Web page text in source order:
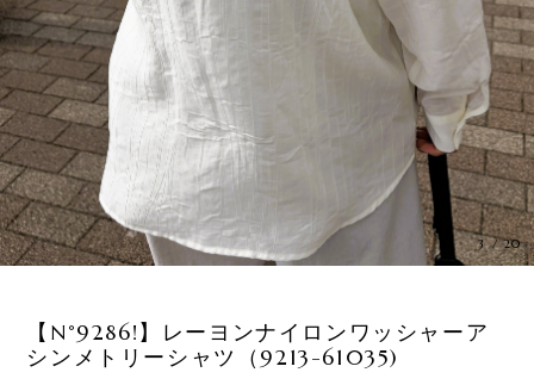
3/20
【N°9286!】レーヨンナイロンワッシャーア
シンメトリーシャツ（9213-61035)